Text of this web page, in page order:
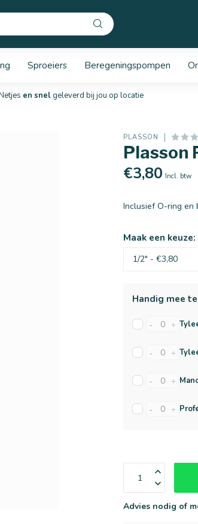
Sproeiers Beregeningspompen
en snelgeleverd bij jou op locatie
PLASSON
Plasson
€3,80 Incl. btw
Inclusief O-ring en
Maak een keuze:
Handig mee
- +
- +
- +
- +
Advies nodig of